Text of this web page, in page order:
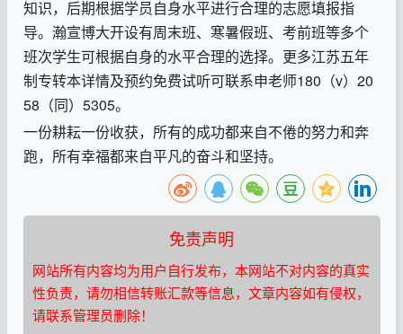
知识，后期根据学员自身水平进行合理的志愿填报指
导。瀚宣博大开设有周末班、寒暑假班、考前班等多个
班次学生可根据自身的水平合理的选择。更多江苏五年
制专转本详情及预约免费试听可联系申老师180 （v） 20
58 （同） 5305。
一份耕耘一份收获，所有的成功都来自不倦的努力和奔
跑，所有幸福都来自平凡的奋斗和坚持。
免责声明
网站所有内容均为用户自行发布，本网站不对内容的真实
性负责，请勿相信转账汇款等信息，文章内容如有侵权，
请联系管理员删除！